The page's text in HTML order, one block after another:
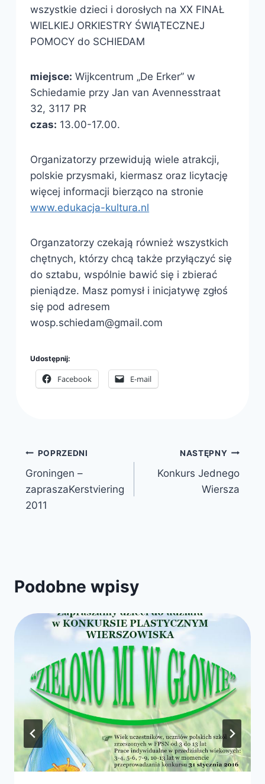
wszystkie dzieci i dorosłych na XX FINAŁ
WIELKIEJ ORKIESTRY ŚWIĄTECZNEJ
POMOCY do SCHIEDAM
miejsce: Wijkcentrum „De Erker” w
Schiedamie przy Jan van Avennesstraat
32, 3117 PR
czas: 13.00-17.00.
Organizatorzy przewidują wiele atrakcji,
polskie przysmaki, kiermasz oraz licytację
więcej informacji bierząco na stronie
www.edukacja-kultura.nl
Organzatorzy czekają również wszystkich
chętnych, którzy chcą także przyłączyć się
do sztabu, wspólnie bawić się i zbierać
pieniądze. Masz pomysł i inicjatywę zgłoś
się pod adresem
wosp.schiedam@gmail.com
Udostępnij:
Facebook E-mail
Nawigacja
wpisu
POPRZEDNI
Groningen –
zapraszaKerstviering
2011
NASTĘPNY
Konkurs Jednego
Wiersza
Podobne wpisy